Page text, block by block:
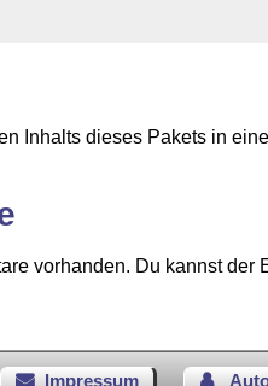
Inhalts dieses Pakets in
vorhanden. Du kannst der
Impressum